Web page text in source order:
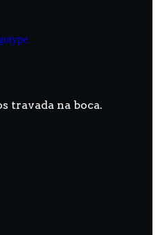
travada na boca.